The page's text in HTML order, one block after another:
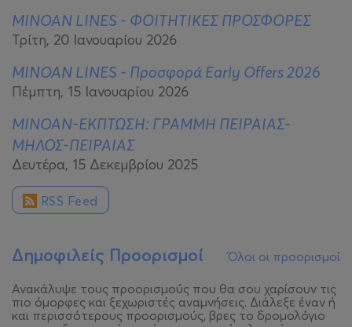
Τρίτη, 20 Ιανουαρίου 2026
MINOAN LINES - ΦΟΙΤΗΤΙΚΕΣ ΠΡΟΣΦΟΡΕΣ
Πέμπτη, 15 Ιανουαρίου 2026
MINOAN LINES - Προσφορά Early Offers 2026
Δευτέρα, 15 Δεκεμβρίου 2025
MINOAN-ΕΚΠΤΩΣΗ: ΓΡΑΜΜΗ ΠΕΙΡΑΙΑΣ-
ΜΗΛΟΣ-ΠΕΙΡΑΙΑΣ
RSS Feed
Δημοφιλείς Προορισμοί Όλοι οι προορισμοί
Ανακάλυψε τους προορισμούς που θα σου χαρίσουν τις
πιο όμορφες και ξεχωριστές αναμνήσεις. Διάλεξε έναν ή
και περισσότερους προορισμούς, βρες το δρομολόγιο